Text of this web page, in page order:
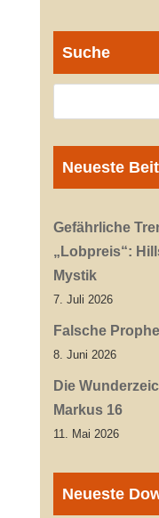
Suche
Neueste
Gefährliche
„Lobpreis“:
Mystik
7. Juli 2026
Falsche
8. Juni 2026
Die
Markus 16
11. Mai 2026
Neueste